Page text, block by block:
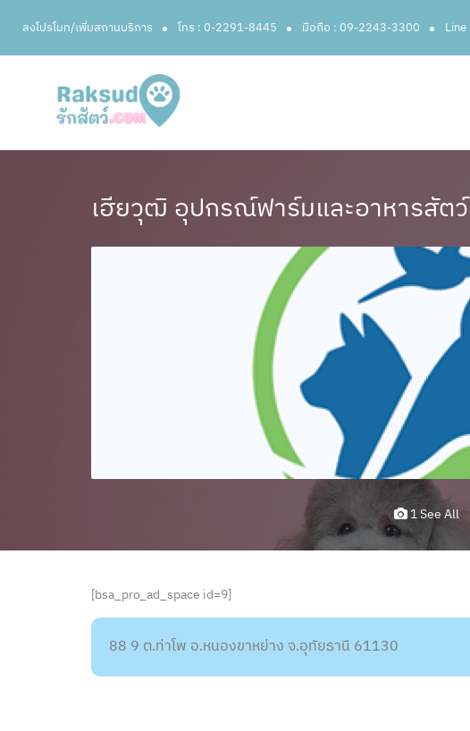
ลงโปรโมท/เพิ่มสถานบริการ โทร : 0-2291-8445 มือถือ : 09-2243-3300
เฮียวุฒิ อุปกรณ์ฟาร์มและอาหารสัตว์
1 See All
[bsa_pro_ad_space id=9]
88 9 ต.ท่าโพ อ.หนองขาหย่าง จ.อุทัยธานี 61130